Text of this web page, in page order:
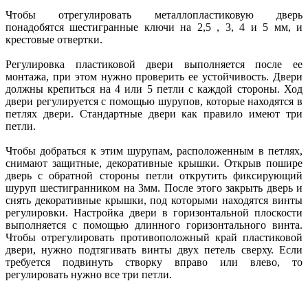
Чтобы отрегулировать металлопластиковую дверь
понадобятся шестигранные ключи на 2,5 , 3, 4 и 5 мм, и
крестовые отвертки.
Регулировка пластиковой двери выполняется после ее
монтажа, при этом нужно проверить ее устойчивость. Двери
должны крепиться на 4 или 5 петли с каждой стороны. Ход
двери регулируется с помощью шурупов, которые находятся в
петлях двери. Стандартные двери как правило имеют три
петли.
Чтобы добраться к этим шурупам, расположенным в петлях,
снимают защитные, декоративные крышки. Открыв пошире
дверь с обратной стороны петли открутить фиксирующий
шуруп шестигранником на 3мм. После этого закрыть дверь и
снять декоративные крышки, под которыми находятся винты
регулировки. Настройка двери в горизонтальной плоскости
выполняется с помощью длинного горизонтального винта.
Чтобы отрегулировать противоположный край пластиковой
двери, нужно подтягивать винты двух петель сверху. Если
требуется подвинуть створку вправо или влево, то
регулировать нужно все три петли.